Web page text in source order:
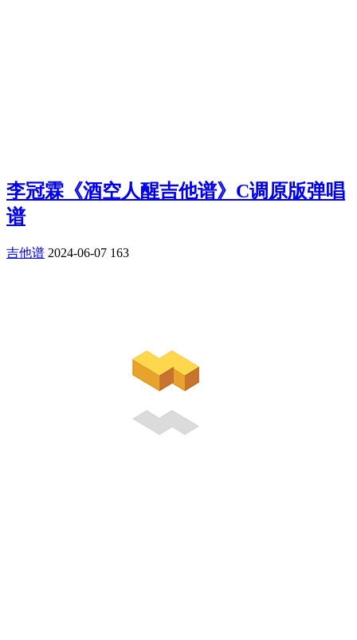
李冠霖《酒空人醒吉他谱》C调原版弹唱
谱
吉他谱 2024-06-07 163